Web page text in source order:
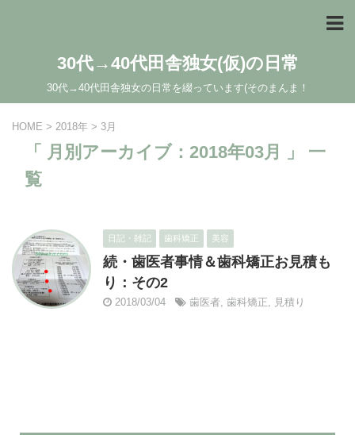
30代→40代田舎独女(仮)の日常
30代→40代田舎独女の日常を綴っています(そのまんま！
HOME > 2018年 > 3月
「 月別アーカイブ：2018年03月 」 一
覧
日記・雑記 歯科矯正 美容
続・歯医者事情＆歯科矯正お見積も
り：その2
2018/03/04 歯医者, 歯科矯正, 見積り